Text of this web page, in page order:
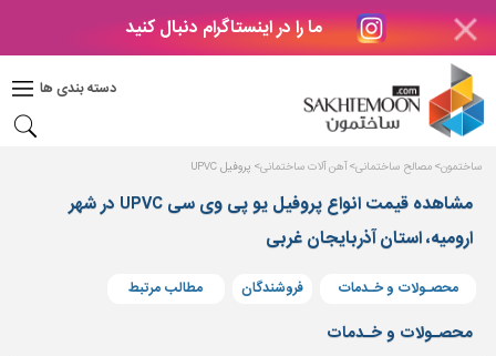
ما را در اینستاگرام دنبال کنید
دسته بندی ها
دکوراسیون
بتن
های
بتنی
درب
پنجره
مصالح
ساختمون مصالح ساختمانی آهن آلات ساختمانی پروفیل UPVC
مشاهده قیمت انواع پروفیل یو پی وی سی UPVC در شهر
ارومیه، استان آذربایجان غربی
محصـولات و خـدمات فروشندگان مطالب مرتبط
محصـولات و خـدمات